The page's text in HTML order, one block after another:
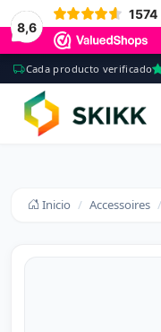
8,6
1574
Cada producto verificado
Inicio Accessoires